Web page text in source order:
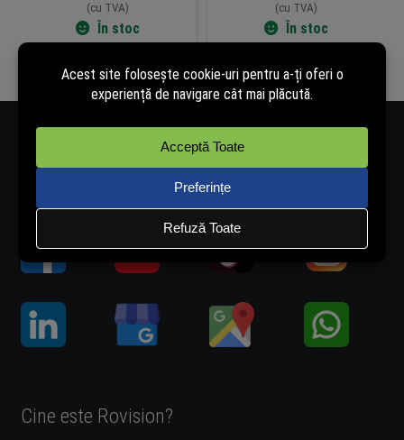
(cu TVA)
În stoc
Adaugă în coș
(cu TVA)
În stoc
Adaugă în coș
Număr de telefon - 0334.405.358
Ne găsești și pe:
Cine este Rovision?